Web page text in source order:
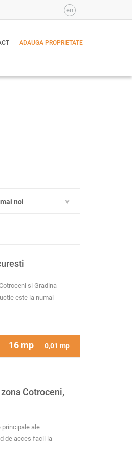
en
ADAUGA PROPRIETATE
noi
si Gradina
este la numai
16 mp 0,01 mp
Cotroceni,
principale ale
de acces facil la